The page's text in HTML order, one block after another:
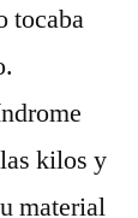
tocaba
kilos y
material